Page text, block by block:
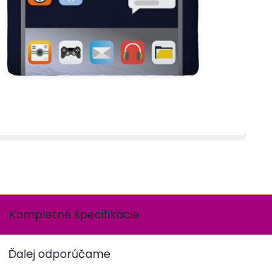
Kompletné špecifikácie
Ďalej odporúčame